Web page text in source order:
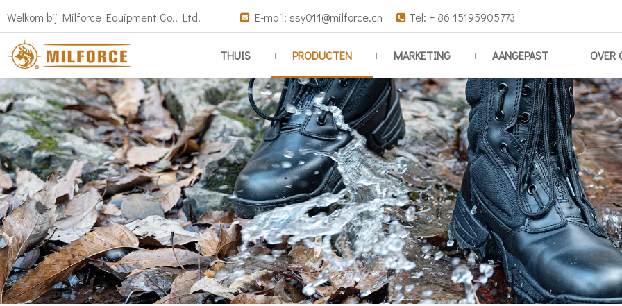
Welkom bij Milforce Equipment Co., Ltd!  E-mail: ssy011@milforce.cn  Tel: + 86 15195905773
THUIS PRODUCTEN MARKETING AANGEPAST OVER